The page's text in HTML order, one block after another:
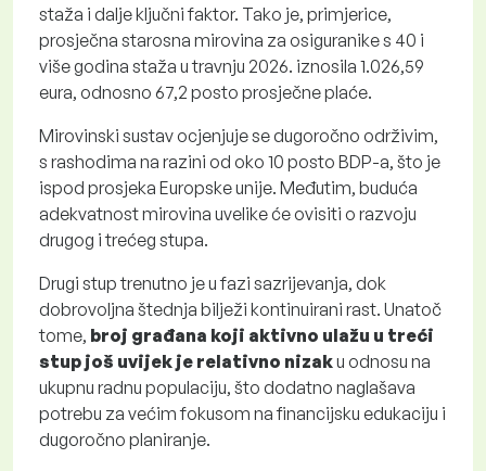
staža i dalje ključni faktor. Tako je, primjerice,
prosječna starosna mirovina za osiguranike s 40 i
više godina staža u travnju 2026. iznosila 1.026,59
eura, odnosno 67,2 posto prosječne plaće.
Mirovinski sustav ocjenjuje se dugoročno održivim,
s rashodima na razini od oko 10 posto BDP-a, što je
ispod prosjeka Europske unije. Međutim, buduća
adekvatnost mirovina uvelike će ovisiti o razvoju
drugog i trećeg stupa.
Drugi stup trenutno je u fazi sazrijevanja, dok
dobrovoljna štednja bilježi kontinuirani rast. Unatoč
tome, broj građana koji aktivno ulažu u treći
stup još uvijek je relativno nizaku odnosu na
ukupnu radnu populaciju, što dodatno naglašava
potrebu za većim fokusom na financijsku edukaciju i
dugoročno planiranje.